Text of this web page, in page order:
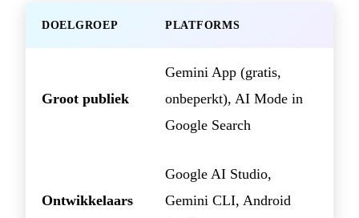
DOELGROEP PLATFORMS
Groot publiek
Gemini App (gratis,
onbeperkt), AI Mode in
Google Search
Ontwikkelaars
Google AI Studio,
Gemini CLI, Android